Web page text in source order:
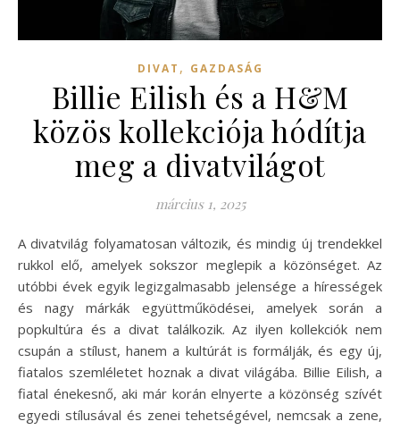
DIVAT , GAZDASÁG
Billie Eilish és a H&M
közös kollekciója hódítja
meg a divatvilágot
március 1, 2025
A divatvilág folyamatosan változik, és mindig új trendekkel
rukkol elő, amelyek sokszor meglepik a közönséget. Az
utóbbi évek egyik legizgalmasabb jelensége a hírességek
és nagy márkák együttműködései, amelyek során a
popkultúra és a divat találkozik. Az ilyen kollekciók nem
csupán a stílust, hanem a kultúrát is formálják, és egy új,
fiatalos szemléletet hoznak a divat világába. Billie Eilish, a
fiatal énekesnő, aki már korán elnyerte a közönség szívét
egyedi stílusával és zenei tehetségével, nemcsak a zene,